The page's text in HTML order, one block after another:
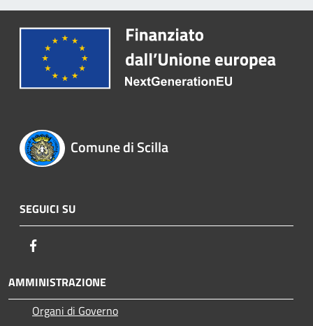
Comune di Scilla
SEGUICI SU
AMMINISTRAZIONE
Organi di Governo